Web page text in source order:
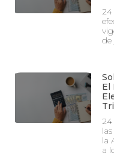
de
El
24
la
a